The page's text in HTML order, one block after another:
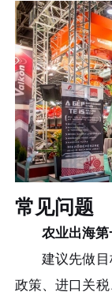
常见问题
农业出海第
建议先做目
政策、进口关